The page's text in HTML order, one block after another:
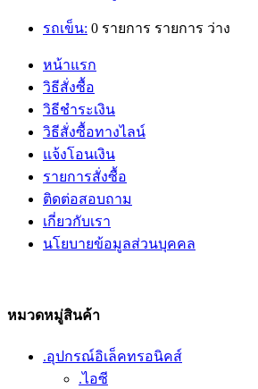
รถเข็น: 0 รายการ รายการ ว่าง
หน้าแรก
วิธีสั่งซื้อ
วิธีชำระเงิน
วิธีสั่งซื้อทางไลน์
แจ้งโอนเงิน
รายการสั่งซื้อ
ติดต่อสอบถาม
เกี่ยวกับเรา
นโยบายข้อมูลส่วนบุคคล
หมวดหมู่สินค้า
.อุปกรณ์อิเล็คทรอนิคส์
.ไอซี